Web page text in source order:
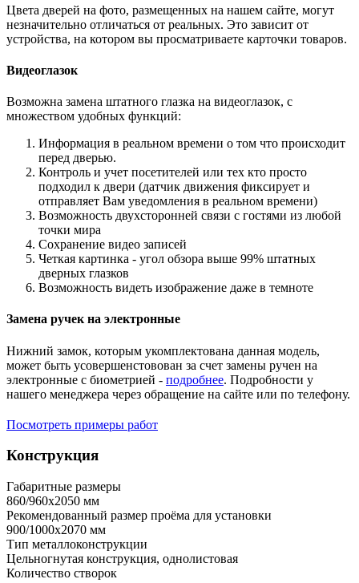
Цвета дверей на фото, размещенных на нашем сайте, могут
незначительно отличаться от реальных. Это зависит от
устройства, на котором вы просматриваете карточки товаров.
Видеоглазок
Возможна замена штатного глазка на видеоглазок, с
множеством удобных функций:
Информация в реальном времени о том что происходит
перед дверью.
Контроль и учет посетителей или тех кто просто
подходил к двери (датчик движения фиксирует и
отправляет Вам уведомления в реальном времени)
Возможность двухсторонней связи с гостями из любой
точки мира
Сохранение видео записей
Четкая картинка - угол обзора выше 99% штатных
дверных глазков
Возможность видеть изображение даже в темноте
Замена ручек на электронные
Нижний замок, которым укомплектована данная модель,
может быть усовершенстовован за счет замены ручен на
электронные с биометрией - подробнее. Подробности у
нашего менеджера через обращение на сайте или по телефону.
Посмотреть примеры работ
Конструкция
Габаритные размеры
860/960х2050 мм
Рекомендованный размер проёма для установки
900/1000х2070 мм
Тип металлоконструкции
Цельногнутая конструкция, однолистовая
Количество створок